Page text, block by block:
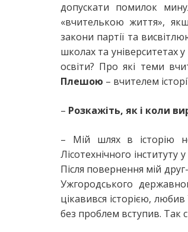
допускати помилок
«вчителькою життя»,
закони партії та
школах та університетах
освіти? Про які теми
Плешою – вчителем
– Розкажіть, як і коли
– Мій шлях в історію
Лісотехнічного
Після повернення мій
Ужгородського
цікавився історією,
без проблем вступив. Так